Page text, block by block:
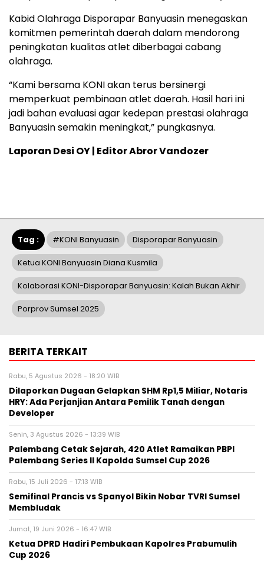
Kabid Olahraga Disporapar Banyuasin menegaskan
komitmen pemerintah daerah dalam mendorong
peningkatan kualitas atlet diberbagai cabang
olahraga.
“Kami bersama KONI akan terus bersinergi
memperkuat pembinaan atlet daerah. Hasil hari ini
jadi bahan evaluasi agar kedepan prestasi olahraga
Banyuasin semakin meningkat,” pungkasnya.
Laporan Desi OY | Editor Abror Vandozer
Tag : #KONI Banyuasin Disporapar Banyuasin
Ketua KONI Banyuasin Diana Kusmila
Kolaborasi KONI-Disporapar Banyuasin: Kalah Bukan Akhir
Porprov Sumsel 2025
BERITA TERKAIT
Rabu, 5 Agustus 2026 - 18:20 WIB
Dilaporkan Dugaan Gelapkan SHM Rp1,5 Miliar, Notaris
HRY: Ada Perjanjian Antara Pemilik Tanah dengan
Developer
Senin, 3 Agustus 2026 - 13:39 WIB
Palembang Cetak Sejarah, 420 Atlet Ramaikan PBPI
Palembang Series II Kapolda Sumsel Cup 2026
Rabu, 15 Juli 2026 - 17:13 WIB
Semifinal Prancis vs Spanyol Bikin Nobar TVRI Sumsel
Membludak
Jumat, 19 Juni 2026 - 16:47 WIB
Ketua DPRD Hadiri Pembukaan Kapolres Prabumulih
Cup 2026